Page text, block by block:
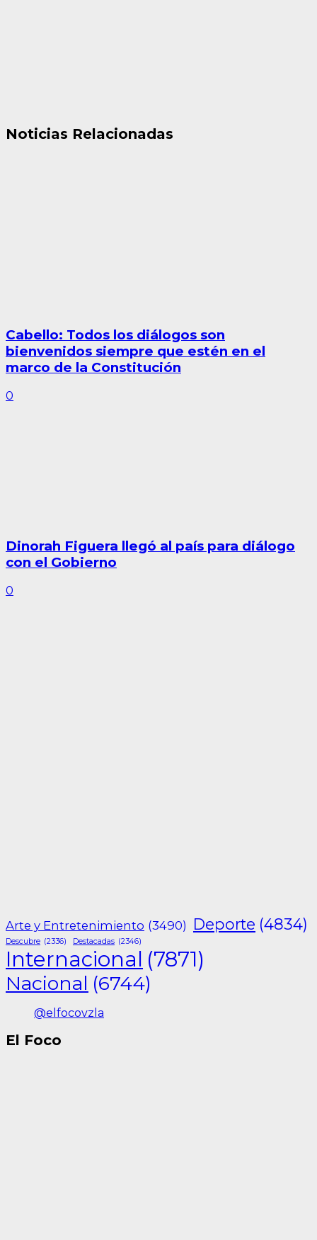
Noticias Relacionadas
Cabello: Todos los diálogos son
bienvenidos siempre que estén en el
marco de la Constitución
0
Dinorah Figuera llegó al país para diálogo
con el Gobierno
0
Arte y Entretenimiento (3490) Deporte (4834)
Descubre (2336) Destacadas (2346)
Internacional (7871)
Nacional (6744)
@elfocovzla
El Foco